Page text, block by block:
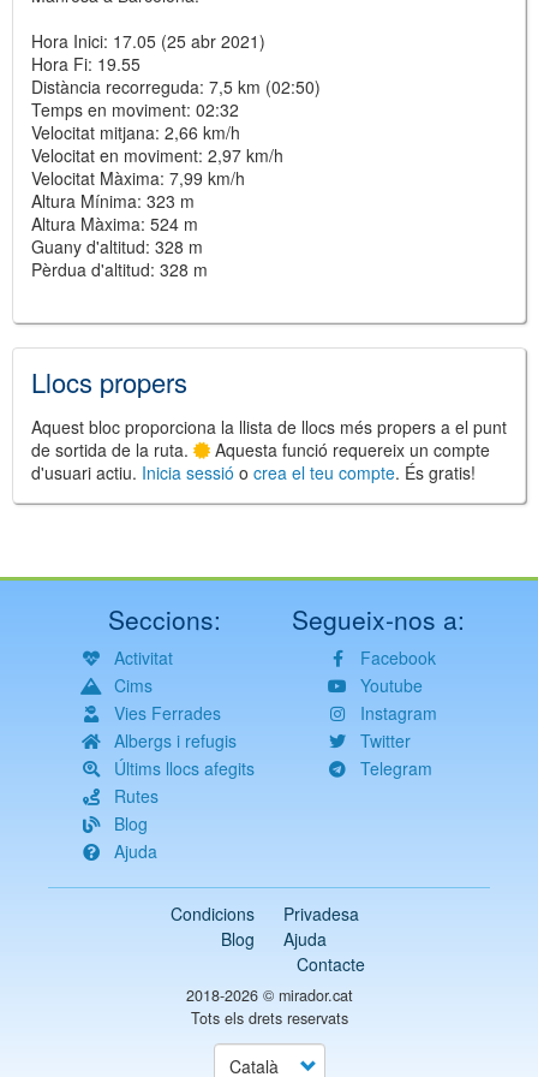
Hora Inici: 17.05 (25 abr 2021)
Hora Fi: 19.55
Distància recorreguda: 7,5 km (02:50)
Temps en moviment: 02:32
Velocitat mitjana: 2,66 km/h
Velocitat en moviment: 2,97 km/h
Velocitat Màxima: 7,99 km/h
Altura Mínima: 323 m
Altura Màxima: 524 m
Guany d'altitud: 328 m
Pèrdua d'altitud: 328 m
Llocs propers
Aquest bloc proporciona la llista de llocs més propers a el punt
de sortida de la ruta.
Aquesta funció requereix un compte
d'usuari actiu. Inicia sessió o crea el teu compte. És gratis!
Seccions:
Activitat
Cims
Vies Ferrades
Albergs i refugis
Últims llocs afegits
Rutes
Blog
Ajuda
Segueix-nos a:
Facebook
Youtube
Instagram
Twitter
Telegram
Condicions
Privadesa
Blog
Ajuda
Contacte
2018-2026 © mirador.cat
Tots els drets reservats
Select